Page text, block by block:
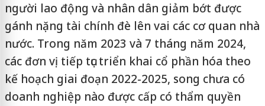
người lao động và nhân dân giảm bớt được
gánh nặng tài chính đè lên vai các cơ quan nhà
nước. Trong năm 2023 và 7 tháng năm 2024,
các đơn vị tiếp tục triển khai cổ phần hóa theo
kế hoạch giai đoạn 2022-2025, song chưa có
doanh nghiệp nào được cấp có thẩm quyền